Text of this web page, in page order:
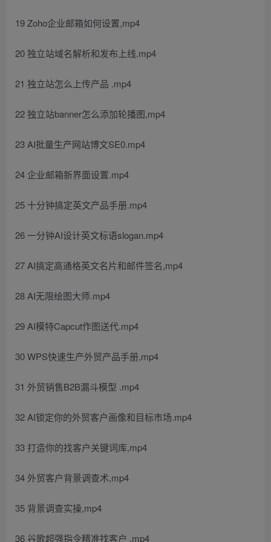
19 Zoho企业邮箱如何设置,mp4
20 独立站域名解析和发布上线.mp4
21 独立站怎么上传产品 .mp4
22 独立站banner怎么添加轮播图,mp4
23 AI批量生产网站博文SE0.mp4
24 企业邮箱新界面设置.mp4
25 十分钟搞定英文产品手册.mp4
26 一分钟AI设计英文标语slogan.mp4
27 AI搞定高通格英文名片和邮件签名,mp4
28 AI无限绘图大师.mp4
29 AI模特Capcut作图送代.mp4
30 WPS快速生产外贸产品手册,mp4
31 外贸销售B2B漏斗模型 .mp4
32 AI锁定你的外贸客户画像和目标市场.mp4
33 打造你的找客户关键词库,mp4
34 外贸客户背景调查术,mp4
35 背景调查实操,mp4
36 谷歌超强指令精准找客户 .mp4